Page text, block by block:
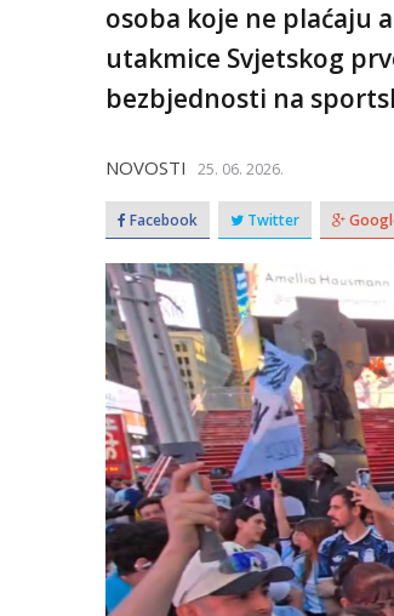
osoba koje ne plaćaju
utakmice Svjetskog
bezbjednosti na
NOVOSTI 25. 06. 2026.
Facebook Twitter